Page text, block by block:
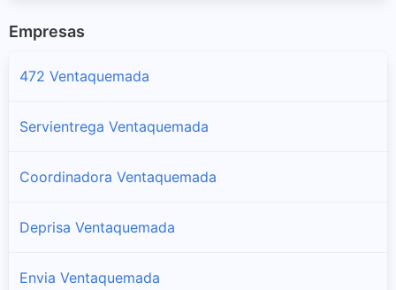
Empresas
472 Ventaquemada
Servientrega Ventaquemada
Coordinadora Ventaquemada
Deprisa Ventaquemada
Envia Ventaquemada